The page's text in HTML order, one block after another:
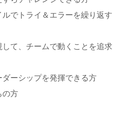
ルでトライ＆エラーを繰り返す
して、チームで動くことを追求
ダーシップを発揮できる方
の方